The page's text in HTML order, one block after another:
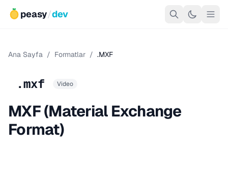
peasy/dev
Ana Sayfa / Formatlar / .MXF
.mxf Video
MXF (Material Exchange
Format)